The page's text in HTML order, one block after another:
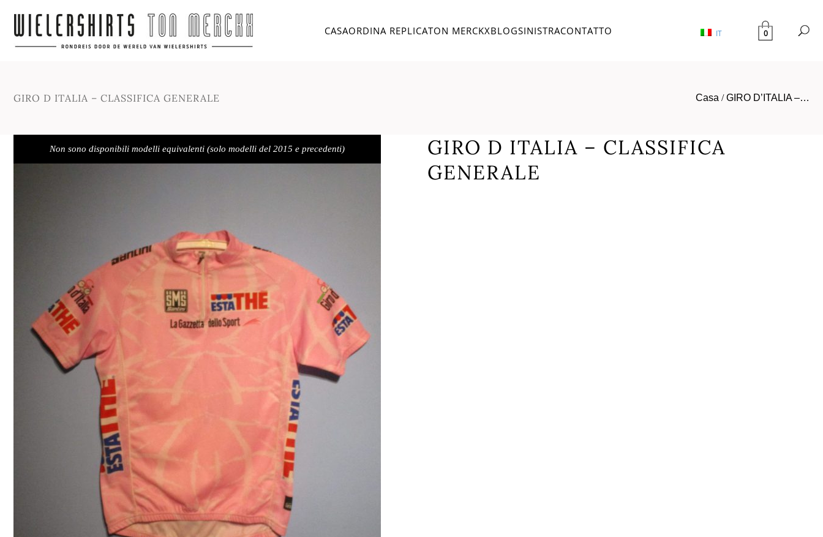
CASAORDINA REPLICATON MERCKXBLOGSINISTRACONTATTO IT 0
GIRO D ITALIA – CLASSIFICA GENERALE Casa /GIRO D’ITALIA –…
Non sono disponibili modelli equivalenti (solo modelli del 2015 e precedenti)
GIRO D ITALIA – CLASSIFICA
GENERALE